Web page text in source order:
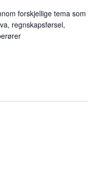
forskjellige tema som
regnskapsførsel,